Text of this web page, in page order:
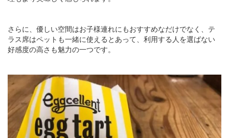
さらに、優しい空間はお子様連れにもおすすめなだけでなく、テ
ラス席はペットも一緒に使えるとあって、利用する人を選ばない
好感度の高さも魅力の一つです。